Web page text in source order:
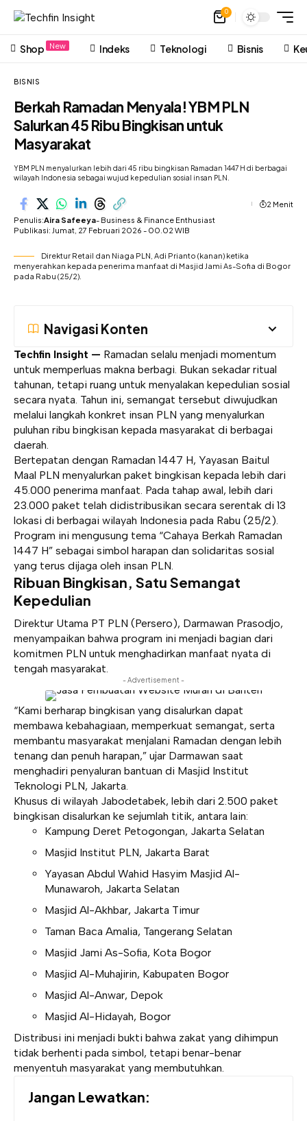
0
Shop New Indeks Teknologi Bisnis
BISNIS
Berkah Ramadan Menyala! YBM PLN
Salurkan 45 Ribu Bingkisan untuk
Masyarakat
YBM PLN menyalurkan lebih dari 45 ribu bingkisan Ramadan 1447 H di berbagai
wilayah Indonesia sebagai wujud kepedulian sosial insan PLN.
Penulis:Aira Safeeya- Business & Finance Enthusiast
Publikasi: Jumat, 27 Februari 2026 - 00.02 WIB
2 Menit
Direktur Retail dan Niaga PLN, Adi Prianto (kanan) ketika
menyerahkan kepada penerima manfaat di Masjid Jami As-Sofia di Bogor
pada Rabu (25/2).
Navigasi Konten
Techfin Insight — Ramadan selalu menjadi momentum
untuk memperluas makna berbagi. Bukan sekadar ritual
tahunan, tetapi ruang untuk menyalakan kepedulian sosial
secara nyata. Tahun ini, semangat tersebut diwujudkan
melalui langkah konkret insan PLN yang menyalurkan
puluhan ribu bingkisan kepada masyarakat di berbagai
daerah.
Bertepatan dengan Ramadan 1447 H, Yayasan Baitul
Maal PLN menyalurkan paket bingkisan kepada lebih dari
45.000 penerima manfaat. Pada tahap awal, lebih dari
23.000 paket telah didistribusikan secara serentak di 13
lokasi di berbagai wilayah Indonesia pada Rabu (25/2).
Program ini mengusung tema “Cahaya Berkah Ramadan
1447 H” sebagai simbol harapan dan solidaritas sosial
yang terus dijaga oleh insan PLN.
Ribuan Bingkisan, Satu Semangat
Kepedulian
Direktur Utama PT PLN (Persero), Darmawan Prasodjo,
menyampaikan bahwa program ini menjadi bagian dari
komitmen PLN untuk menghadirkan manfaat nyata di
tengah masyarakat.
- Advertisement -
“Kami berharap bingkisan yang disalurkan dapat
membawa kebahagiaan, memperkuat semangat, serta
membantu masyarakat menjalani Ramadan dengan lebih
tenang dan penuh harapan,” ujar Darmawan saat
menghadiri penyaluran bantuan di Masjid Institut
Teknologi PLN, Jakarta.
Khusus di wilayah Jabodetabek, lebih dari 2.500 paket
bingkisan disalurkan ke sejumlah titik, antara lain:
Kampung Deret Petogongan, Jakarta Selatan
Masjid Institut PLN, Jakarta Barat
Yayasan Abdul Wahid Hasyim Masjid Al-
Munawaroh, Jakarta Selatan
Masjid Al-Akhbar, Jakarta Timur
Taman Baca Amalia, Tangerang Selatan
Masjid Jami As-Sofia, Kota Bogor
Masjid Al-Muhajirin, Kabupaten Bogor
Masjid Al-Anwar, Depok
Masjid Al-Hidayah, Bogor
Distribusi ini menjadi bukti bahwa zakat yang dihimpun
tidak berhenti pada simbol, tetapi benar-benar
menyentuh masyarakat yang membutuhkan.
Jangan Lewatkan: